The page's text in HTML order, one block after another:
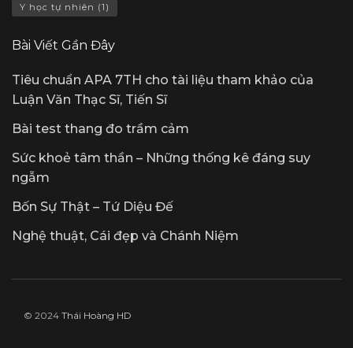
Y học tự nhiên (1)
Bài Viết Gần Đây
Tiêu chuẩn APA 7TH cho tài liệu tham khảo của
Luận Văn Thạc Sĩ, Tiến Sĩ
Bài test thang đo trầm cảm
Sức khoẻ tâm thần – Những thống kê đáng suy
ngẫm
Bốn Sự Thật – Tứ Diệu Đế
Nghệ thuật, Cái đẹp và Chánh Niệm
© 2024 Thái Hoàng HD